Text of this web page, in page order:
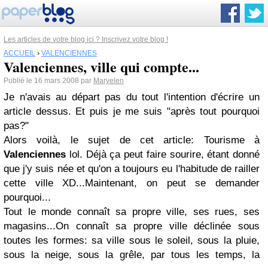
Les articles de votre blog ici ? Inscrivez votre blog !
ACCUEIL › VALENCIENNES
Valenciennes, ville qui compte...
Publié le 16 mars 2008 par Maryelen
Je n'avais au départ pas du tout l'intention d'écrire un
article dessus. Et puis je me suis "après tout pourquoi
pas?"
Alors voilà, le sujet de cet article: Tourisme à
Valenciennes lol. Déjà ça peut faire sourire, étant donné
que j'y suis née et qu'on a toujours eu l'habitude de railler
cette ville XD...Maintenant, on peut se demander
pourquoi...
Tout le monde connaît sa propre ville, ses rues, ses
magasins...On connaît sa propre ville déclinée sous
toutes les formes: sa ville sous le soleil, sous la pluie,
sous la neige, sous la grêle, par tous les temps, la